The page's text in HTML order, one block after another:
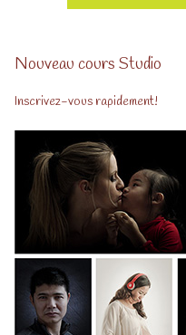
Nouveau cours Studio
Inscrivez-vous rapidement!